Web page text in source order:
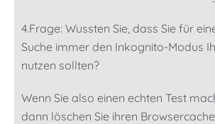
4.Frage: Wussten Sie, dass Sie für
Suche immer den Inkognito-Modus
nutzen sollten?
Wenn Sie also einen echten Test
dann löschen Sie ihren